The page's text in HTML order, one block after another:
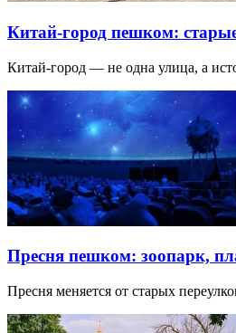
Китай-город пешком:
Китай-город — не одна улица, а
Пресня пешком: зоопарк,
Пресня меняется от старых